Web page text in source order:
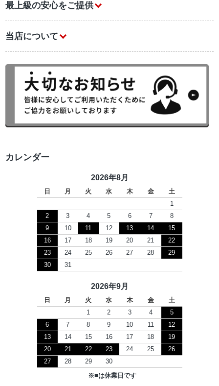
最上級の安心をご提供
当店について
カレンダー
2026年8月
日 月 火 水 木 金
土
1
2
3 4 5 6 7
8
9
10 11 12 13 14
15
16
17 18 19 20 21
22
23
24 25 26 27 28
29
30
31
2026年9月
日 月 火 水 木 金
土
1
2 3 4
5
6
7 8 9 10 11
12
13
14 15 16 17 18
19
20
21 22 23 24 25
26
27
28 29 30
※■は休業日です